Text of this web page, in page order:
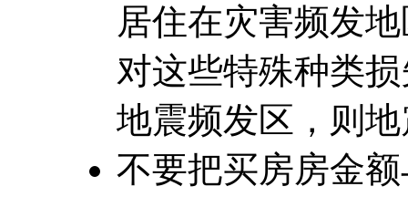
居住在灾害频发
对这些特殊种类
地震频发区，则
不要把买房房金